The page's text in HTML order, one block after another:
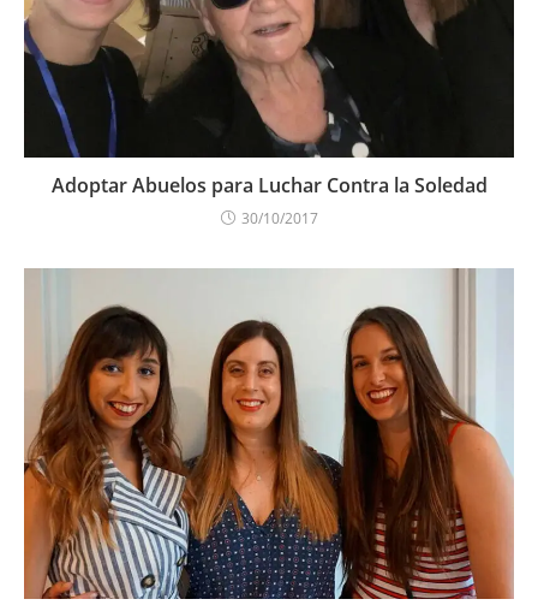
Adoptar Abuelos para Luchar Contra la Soledad
30/10/2017